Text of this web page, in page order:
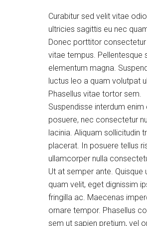
Curabitur sed velit vitae odio
ultricies sagittis eu nec
Donec porttitor consectetur
vitae tempus. Pellentesque
elementum magna.
luctus leo a quam volutpat
Phasellus vitae tortor sem.
Suspendisse interdum enim
posuere, nec consectetur
lacinia. Aliquam sollicitudin
placerat. In posuere tellus
ullamcorper nulla
Ut at semper ante. Quisque
quam velit, eget dignissim
fringilla ac. Maecenas
ornare tempor. Phasellus
sem ut sapien pretium, vel